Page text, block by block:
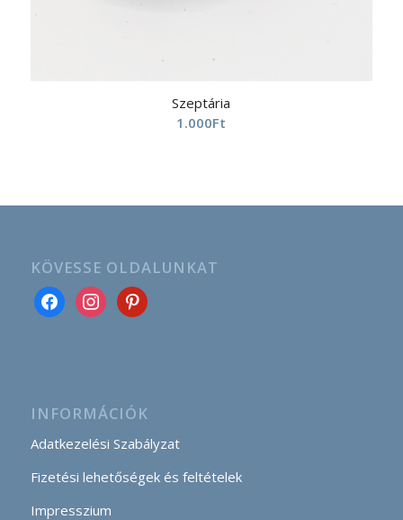
Szeptária
1.000Ft
KÖVESSE OLDALUNKAT
INFORMÁCIÓK
Adatkezelési Szabályzat
Fizetési lehetőségek és feltételek
Impresszium